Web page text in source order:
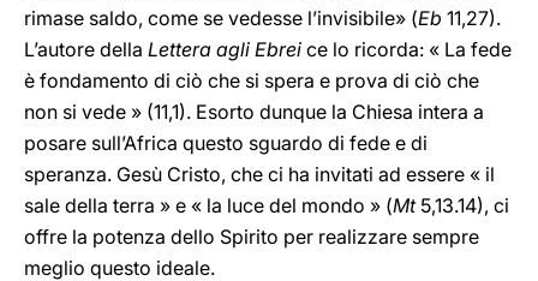
rimase saldo, come se vedesse l’invisibile» (Eb 11,27).
L’autore della Lettera agli Ebrei ce lo ricorda: « La fede
è fondamento di ciò che si spera e prova di ciò che
non si vede » (11,1). Esorto dunque la Chiesa intera a
posare sull’Africa questo sguardo di fede e di
speranza. Gesù Cristo, che ci ha invitati ad essere « il
sale della terra » e « la luce del mondo » (Mt5,13.14), ci
offre la potenza dello Spirito per realizzare sempre
meglio questo ideale.